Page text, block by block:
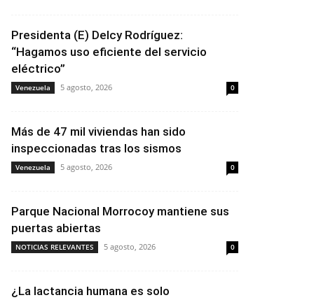
Presidenta (E) Delcy Rodríguez:
“Hagamos uso eficiente del servicio
eléctrico”
Venezuela 5 agosto, 2026 0
Más de 47 mil viviendas han sido
inspeccionadas tras los sismos
Venezuela 5 agosto, 2026 0
Parque Nacional Morrocoy mantiene sus
puertas abiertas
NOTICIAS RELEVANTES 5 agosto, 2026 0
¿La lactancia humana es solo